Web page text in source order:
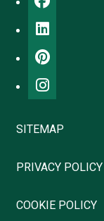
SITEMAP
PRIVACY POLICY
COOKIE POLICY